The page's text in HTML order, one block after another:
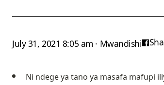
July 31, 2021 8:05 am · Mwandishi
Ni ndege ya tano ya masafa mafupi